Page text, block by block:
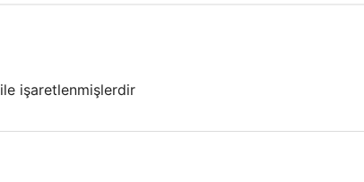
ile işaretlenmişlerdir